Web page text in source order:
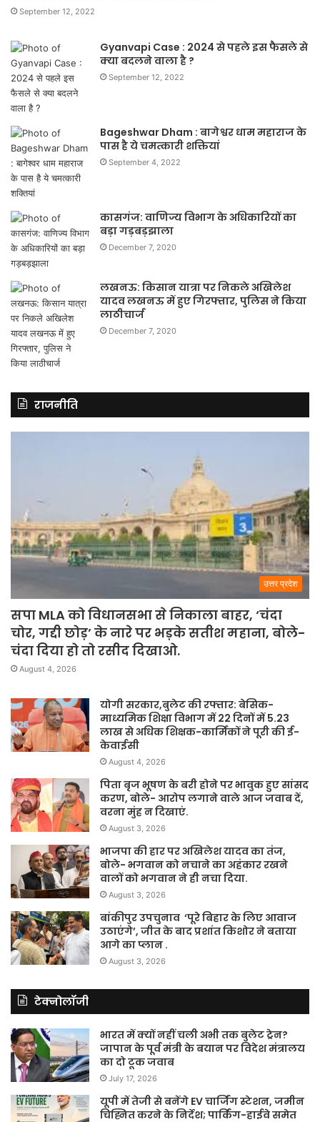
September 12, 2022
Gyanvapi Case : 2024 से पहले इस फैसले से
क्या बदलने वाला है ?
September 12, 2022
Bageshwar Dham : बागेश्वर धाम महाराज के
पास है ये चमत्कारी शक्तियां
September 4, 2022
कासगंज: वाणिज्य विभाग के अधिकारियों का
बड़ा गड़बड़झाला
December 7, 2020
लखनऊ: किसान यात्रा पर निकले अखिलेश
यादव लखनऊ में हुए गिरफ्तार, पुलिस ने किया
लाठीचार्ज
December 7, 2020
राजनीति
उत्तर प्रदेश
सपा MLA को विधानसभा से निकाला बाहर, ‘चंदा
चोर, गद्दी छोड़’ के नारे पर भड़के सतीश महाना, बोले-
चंदा दिया हो तो रसीद दिखाओ.
August 4, 2026
योगी सरकार,बुलेट की रफ्तार: बेसिक-
माध्यमिक शिक्षा विभाग में 22 दिनों में 5.23
लाख से अधिक शिक्षक-कार्मिकों ने पूरी की ई-
केवाईसी
August 4, 2026
पिता बृज भूषण के बरी होने पर भावुक हुए सांसद
करण, बोले- आरोप लगाने वाले आज जवाब दें,
वरना मुंह न दिखाएं.
August 3, 2026
भाजपा की हार पर अखिलेश यादव का तंज,
बोले- भगवान को नचाने का अहंकार रखने
वालों को भगवान ने ही नचा दिया.
August 3, 2026
बांकीपुर उपचुनाव ‘पूरे बिहार के लिए आवाज
उठाएंगे’, जीत के बाद प्रशांत किशोर ने बताया
आगे का प्लान .
August 3, 2026
टेक्नोलॉजी
भारत में क्यों नहीं चली अभी तक बुलेट ट्रेन?
जापान के पूर्व मंत्री के बयान पर विदेश मंत्रालय
का दो टूक जवाब
July 17, 2026
यूपी में तेजी से बनेंगे EV चार्जिंग स्टेशन, जमीन
चिह्नित करने के निर्देश; पार्किंग-हाईवे समेत